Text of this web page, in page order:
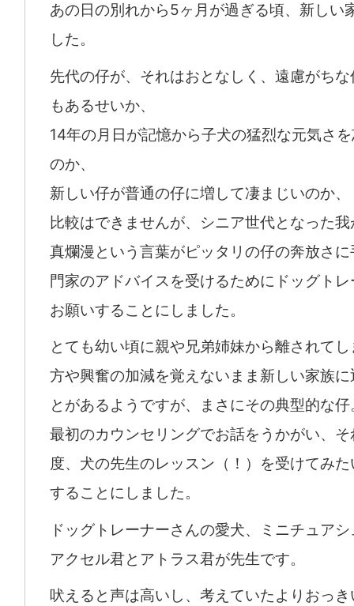
あの日の別れから5ヶ月が過ぎる頃、新しい
した。
先代の仔が、それはおとなしく、遠慮がち
もあるせいか、
14年の月日が記憶から子犬の猛烈な元気さ
のか、
新しい仔が普通の仔に増して凄まじいのか、
比較はできませんが、シニア世代となった
真爛漫という言葉がピッタリの仔の奔放さ
門家のアドバイスを受けるためにドッグト
お願いすることにしました。
とても幼い頃に親や兄弟姉妹から離されて
方や興奮の加減を覚えないまま新しい家族
とがあるようですが、まさにその典型的な仔
最初のカウンセリングでお話をうかがい、
度、犬の先生のレッスン（！）を受けてみ
することにしました。
ドッグトレーナーさんの愛犬、ミニチュア
アクセル君とアトラス君が先生です。
吠えると声は高いし、考えていたよりおっき